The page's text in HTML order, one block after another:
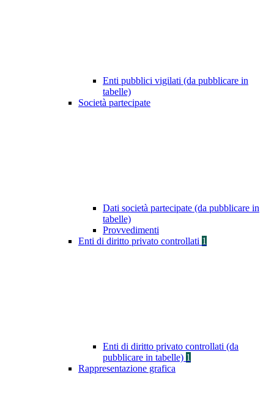
Enti pubblici vigilati (da pubblicare in
tabelle)
Società partecipate
Dati società partecipate (da pubblicare in
tabelle)
Provvedimenti
Enti di diritto privato controllati 1
Enti di diritto privato controllati (da
pubblicare in tabelle) 1
Rappresentazione grafica